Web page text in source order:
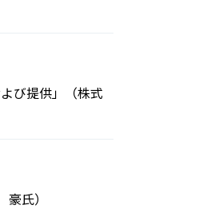
び提供」（株式
氏）